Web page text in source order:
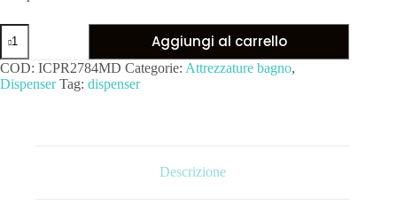
Aggiungi al carrello
COD: ICPR2784MD Categorie: Attrezzature bagno,
Dispenser Tag: dispenser
Descrizione